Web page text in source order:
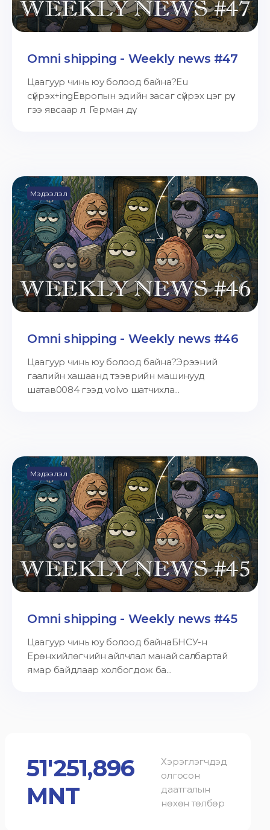
Omni shipping - Weekly news #47
Цаагуур чинь юу болоод байна?Eu
сүйрэх+ingЕвропын эдийн засаг сүйрэх цэг рүү
гээ явсаар л. Герман дү...
Мэдээлэл
Omni shipping - Weekly news #46
Цаагуур чинь юу болоод байна?Эрээний
гаалийн хашаанд тээврийн машинууд
шатав0084 гээд volvo шатчихла...
Мэдээлэл
Omni shipping - Weekly news #45
Цаагуур чинь юу болоод байнаБНСУ-н
Ерөнхийлөгчийн айлчлал манай салбартай
ямар байдлаар холбогдож ба...
51'251,896
MNT
Хэрэглэгчдэд
олгосон
даатгалын
нөхөн төлбөр